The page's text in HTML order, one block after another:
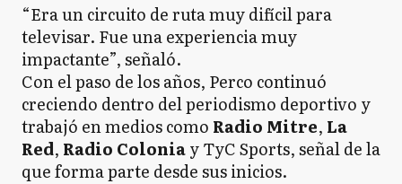
“Era un circuito de ruta muy difícil para
televisar. Fue una experiencia muy
impactante”, señaló.
Con el paso de los años, Perco continuó
creciendo dentro del periodismo deportivo y
trabajó en medios como Radio Mitre, La
Red, Radio Coloniay TyC Sports, señal de la
que forma parte desde sus inicios.